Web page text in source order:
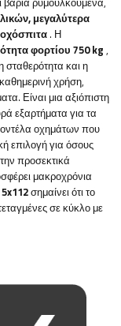
μεγαλύτερα
. Η
φορτίου 750 kg ,
και η
χρήση,
Είναι μια αξιόπιστη
εξαρτήματα για τα
οχημάτων που
επιλογή για όσους
προσεκτικά
μακροχρόνια
σημαίνει ότι το
σε κύκλο με